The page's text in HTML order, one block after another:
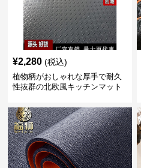
¥2,280 (税込)
植物柄がおしゃれな厚手で耐久
性抜群の北欧風キッチンマット